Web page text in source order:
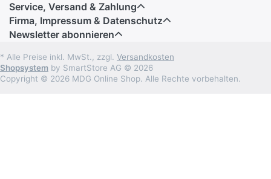
Service, Versand & Zahlung
Firma, Impressum & Datenschutz
Newsletter abonnieren
* Alle Preise inkl. MwSt., zzgl. Versandkosten
Shopsystem by SmartStore AG © 2026
Copyright © 2026 MDG Online Shop. Alle Rechte vorbehalten.